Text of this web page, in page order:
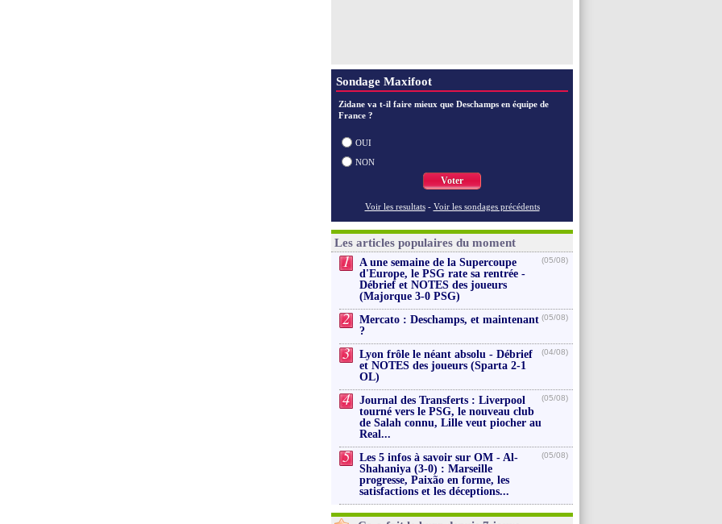
Sondage Maxifoot
Zidane va t-il faire mieux que Deschamps en équipe de
France ?
OUI
NON
Voter
Voir les resultats - Voir les sondages précédents
Les articles populaires du moment
1
A une semaine de la Supercoupe
d'Europe, le PSG rate sa rentrée -
Débrief et NOTES des joueurs
(Majorque 3-0 PSG)
(05/08)
2
Mercato : Deschamps, et maintenant
?
(05/08)
3
Lyon frôle le néant absolu - Débrief
et NOTES des joueurs (Sparta 2-1
OL)
(04/08)
4
Journal des Transferts : Liverpool
tourné vers le PSG, le nouveau club
de Salah connu, Lille veut piocher au
Real...
(05/08)
5
Les 5 infos à savoir sur OM - Al-
Shahaniya (3-0) : Marseille
progresse, Paixão en forme, les
satisfactions et les déceptions...
(05/08)